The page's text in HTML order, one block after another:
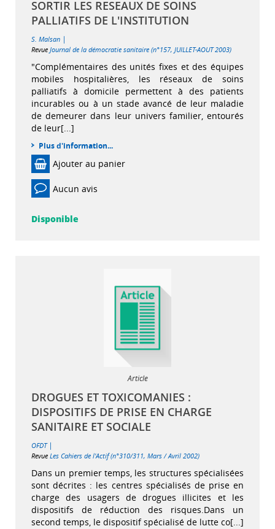
SORTIR LES RESEAUX DE SOINS
PALLIATIFS DE L'INSTITUTION
S. Malsan |
Revue Journal de la démocratie sanitaire (n°157, JUILLET-AOUT 2003)
"Complémentaires des unités fixes et des équipes
mobiles hospitalières, les réseaux de soins
palliatifs à domicile permettent à des patients
incurables ou à un stade avancé de leur maladie
de demeurer dans leur univers familier, entourés
de leur[...]
Plus d'information...
Ajouter au panier
Aucun avis
Disponible
Article
DROGUES ET TOXICOMANIES :
DISPOSITIFS DE PRISE EN CHARGE
SANITAIRE ET SOCIALE
OFDT |
Revue Les Cahiers de l'Actif (n°310/311, Mars / Avril 2002)
Dans un premier temps, les structures spécialisées
sont décrites : les centres spécialisés de prise en
charge des usagers de drogues illicites et les
dispositifs de réduction des risques.Dans un
second temps, le dispositif spécialisé de lutte co[...]